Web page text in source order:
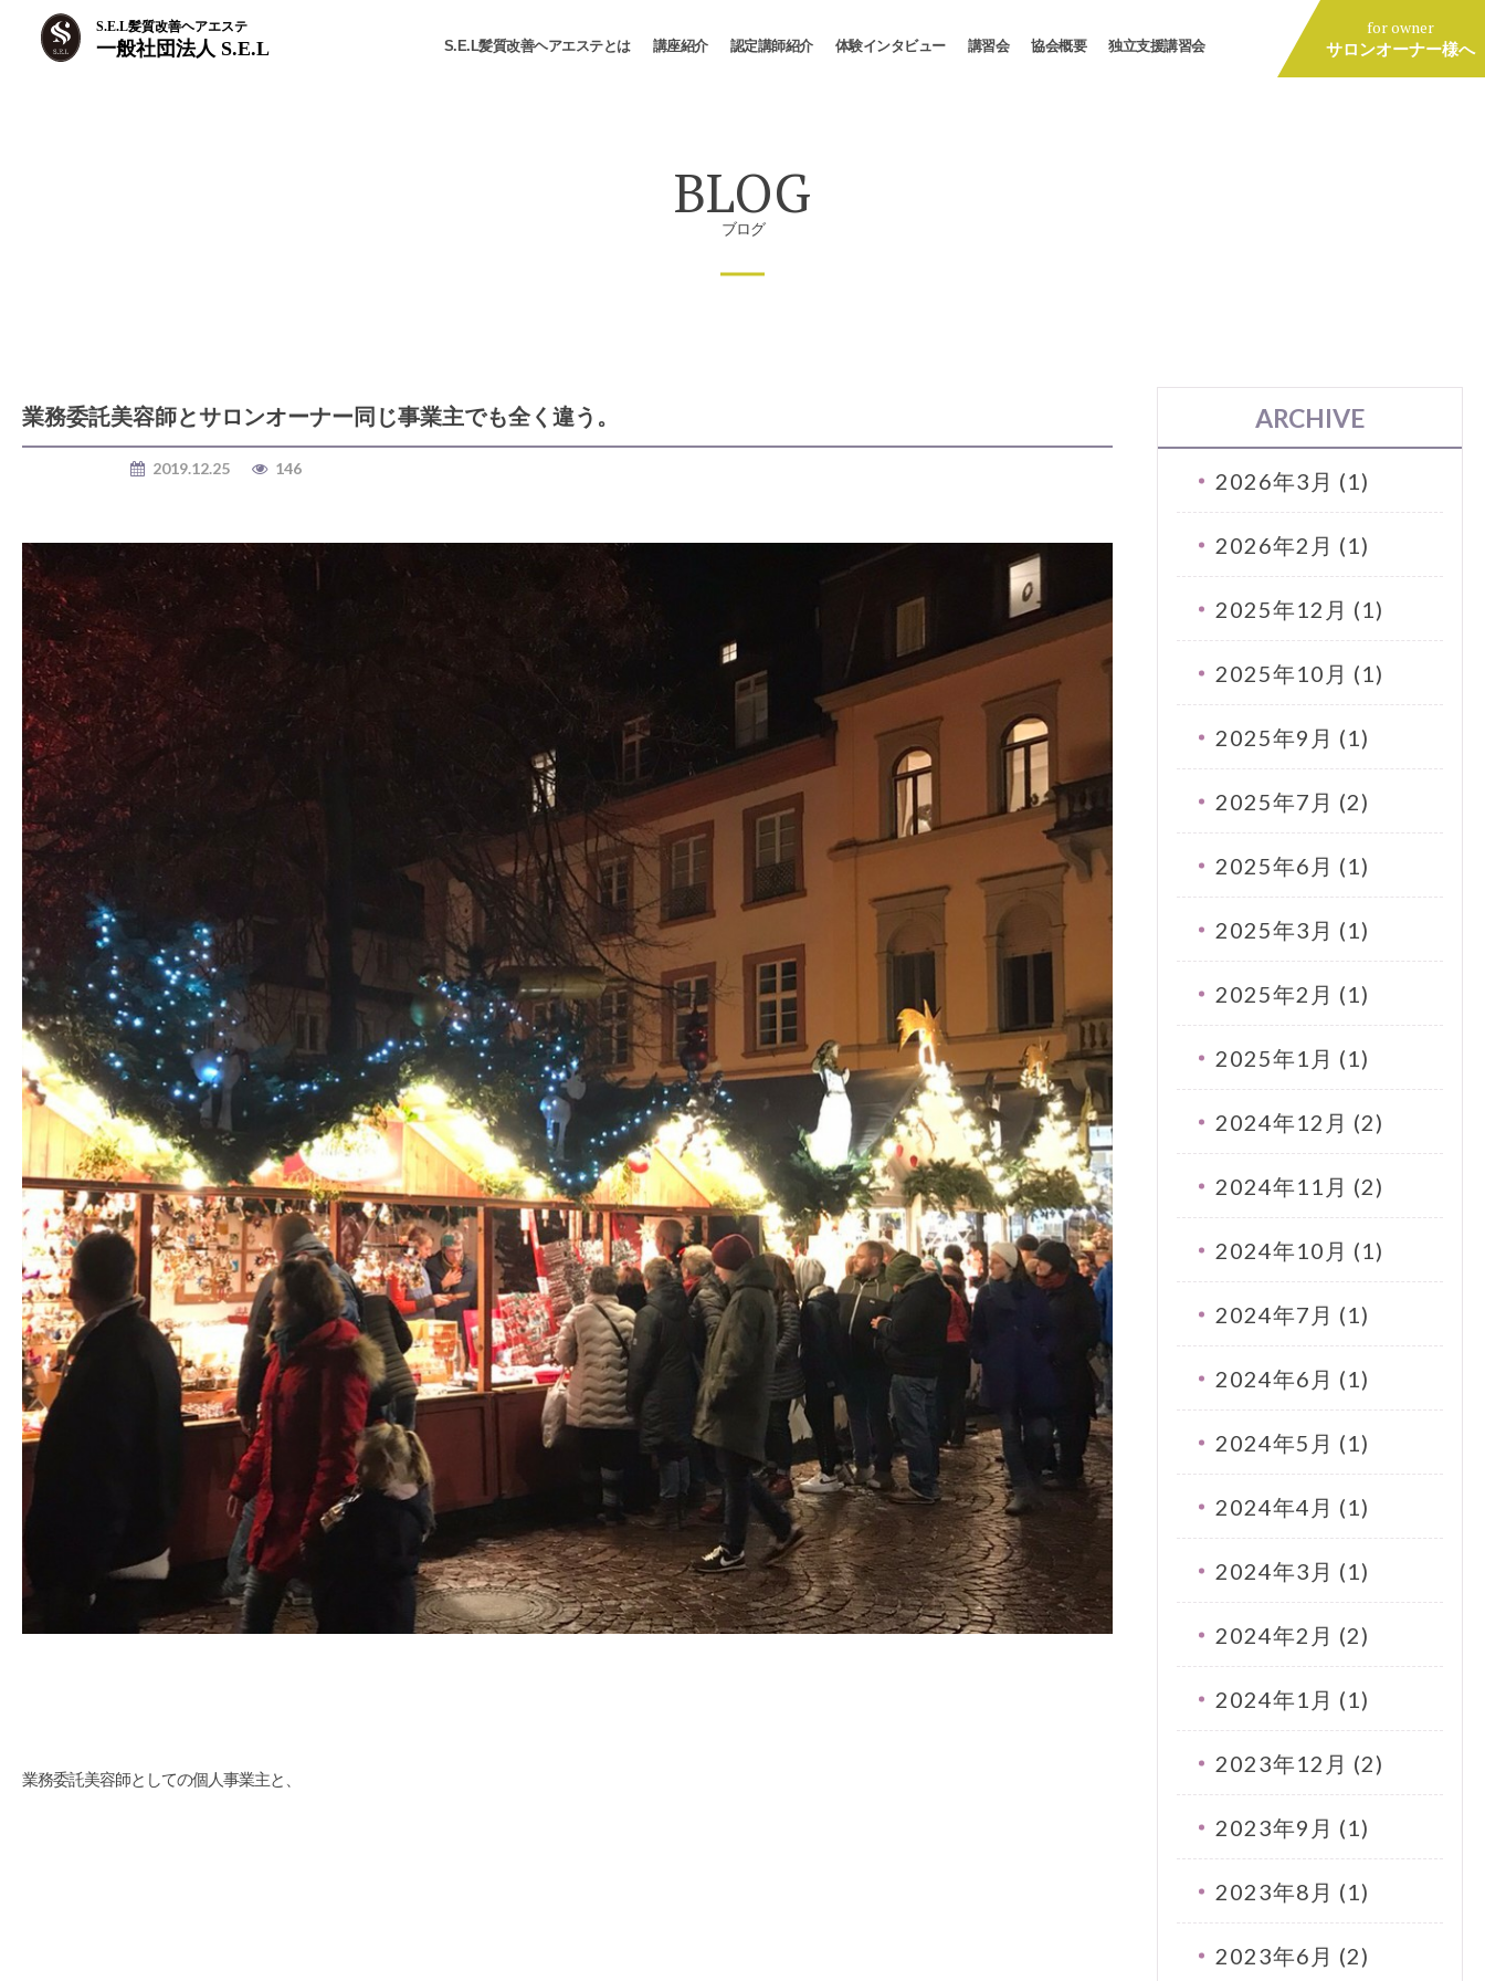
S.E.L髪質改善ヘアエステ
一般社団法人 S.E.L S.E.L髪質改善ヘアエステとは 講座紹介 認定講師紹介 体験インタビュー 講習会 協会概要 独立支援講習会
for owner
サロンオーナー様へ
BLOG
ブログ
業務委託美容師とサロンオーナー同じ事業主でも全く違う。
2019.12.25 146
業務委託美容師としての個人事業主と、
ARCHIVE
2026年3月 (1)
2026年2月 (1)
2025年12月 (1)
2025年10月 (1)
2025年9月 (1)
2025年7月 (2)
2025年6月 (1)
2025年3月 (1)
2025年2月 (1)
2025年1月 (1)
2024年12月 (2)
2024年11月 (2)
2024年10月 (1)
2024年7月 (1)
2024年6月 (1)
2024年5月 (1)
2024年4月 (1)
2024年3月 (1)
2024年2月 (2)
2024年1月 (1)
2023年12月 (2)
2023年9月 (1)
2023年8月 (1)
2023年6月 (2)